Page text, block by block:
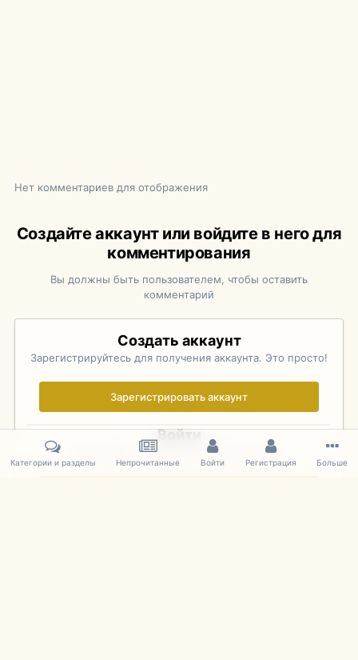
Нет комментариев для отображения
Создайте аккаунт или войдите в него для
комментирования
Вы должны быть пользователем, чтобы оставить
комментарий
Создать аккаунт
Зарегистрируйтесь для получения аккаунта. Это просто!
Зарегистрировать аккаунт
Войти
Уже зарегистрированы? Войдите здесь.
Категории и разделы Непрочитанные Войти Регистрация Больше